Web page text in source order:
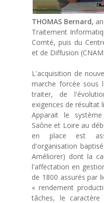
THOMAS Bernard,
Traitement
Comté, puis du
et de Diffusion
L'acquisition de
marche forcée sous
traiter, de
exigences de résultat
Apparait le
Saône et Loire au
en place est
d'organisation
Améliorer) dont la
l'affectation en
de 1800 assurés par
« rendement
tâches, le